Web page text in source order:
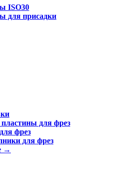
ISO30
для присадки
для фрез
фрез
для фрез
→